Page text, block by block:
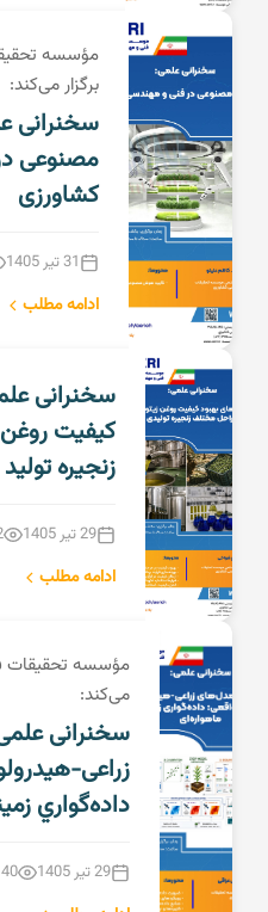
مؤسسه
برگزار می‌کند:
سخنرانی
مصنوعی
کشاورزی
31 تیر 1405
ادامه مطلب
سخنرانی
کیفیت
زنجیره تولید
29 تیر 1405
ادامه مطلب
مؤسسه تحقیقات
می‌کند:
سخنرانی
زراعی-
داده‌گواري
29 تیر 1405 40